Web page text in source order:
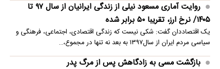
روایت آماری مسعود نیلی از زندگی ایرانیان از سال ۹۷ تا
۱۴۰۵/ نرخ ارز، تقریبا ۵۰ برابر شده
یک اقتصاددان گفت: شکی نیست که زندگی اقتصادی، اجتماعی، فرهنگی و
سیاسی مردم ایران از سال۱۳۹۷ به بعد نه تنها در مجموع،…
بازگشت مسی به زادگاهش پس از مرگ پدر